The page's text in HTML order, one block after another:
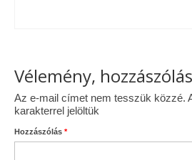
Vélemény,
Az e-mail címet nem tesszük közzé.
karakterrel jelöltük
Hozzászólás *